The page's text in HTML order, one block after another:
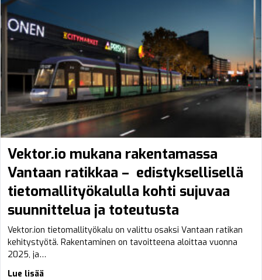
Vektor.io mukana rakentamassa
Vantaan ratikkaa – edistyksellisellä
tietomallityökalulla kohti sujuvaa
suunnittelua ja toteutusta
Vektor.ion tietomallityökalu on valittu osaksi Vantaan ratikan
kehitystyötä. Rakentaminen on tavoitteena aloittaa vuonna
2025, ja…
Lue lisää